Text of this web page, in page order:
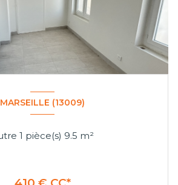
MARSEILLE (13009)
Autre 1 pièce(s) 9.5 m²